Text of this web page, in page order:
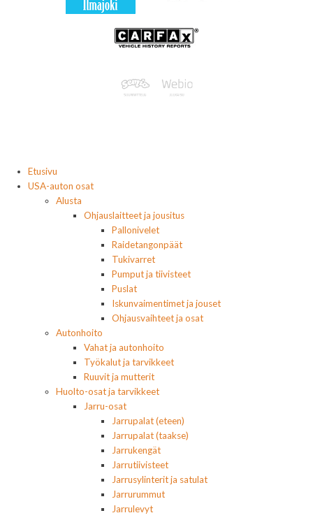
Etusivu
USA-auton osat
Alusta
Ohjauslaitteet ja jousitus
Pallonivelet
Raidetangonpäät
Tukivarret
Pumput ja tiivisteet
Puslat
Iskunvaimentimet ja jouset
Ohjausvaihteet ja osat
Autonhoito
Vahat ja autonhoito
Työkalut ja tarvikkeet
Ruuvit ja mutterit
Huolto-osat ja tarvikkeet
Jarru-osat
Jarrupalat (eteen)
Jarrupalat (taakse)
Jarrukengät
Jarrutiivisteet
Jarrusylinterit ja satulat
Jarrurummut
Jarrulevyt